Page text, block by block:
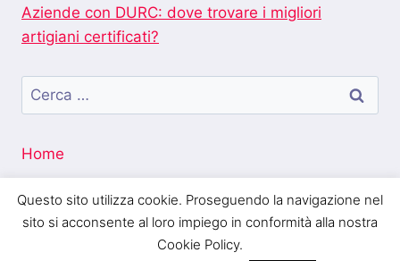
Aziende con DURC: dove trovare i migliori
artigiani certificati?
Ricerca
per:
Home
Blogo Italia
Questo sito utilizza cookie. Proseguendo la navigazione nel
sito si acconsente al loro impiego in conformità alla nostra
Cookie Policy.